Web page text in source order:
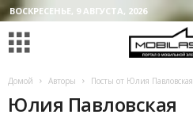
ВОСКРЕСЕНЬЕ, 9 АВГУСТА, 2026
Домой Авторы Посты от Юлия Павловская
Юлия Павловская